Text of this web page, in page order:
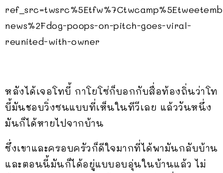
news%2Fdog-poops-on-pitch-goes-viral-
reunited-with-owner
หลังได้เจอโทบี้ กาโยโซ่ก็บอกกับสื่อท้องถิ่นว่าโท
บี้มันชอบวิ่งซนแบบที่เห็นในทีวีเลย แล้ววันหนึ่ง
มันก็ได้หายไปจากบ้าน
ซึ่งเขาและครอบครัวก็ดีใจมากที่ได้พามันกลับบ้าน
และตอนนี้มันก็ได้อยู่แบบอบอุ่นในบ้านแล้ว ไม่